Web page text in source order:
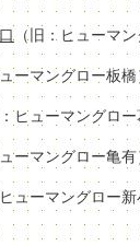
（旧：ヒューマ
ーマングロー板橋
ヒューマングロ
ーマングロー亀有
ューマングロー新